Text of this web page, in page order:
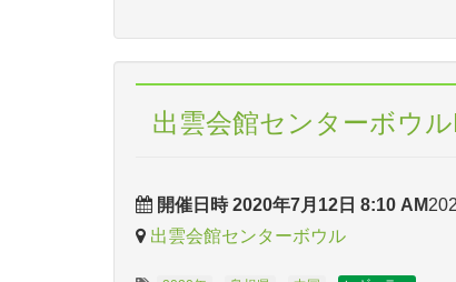
出雲会館センターボウ
開催日時 2020年7月12日 8:10 AM
出雲会館センターボウル